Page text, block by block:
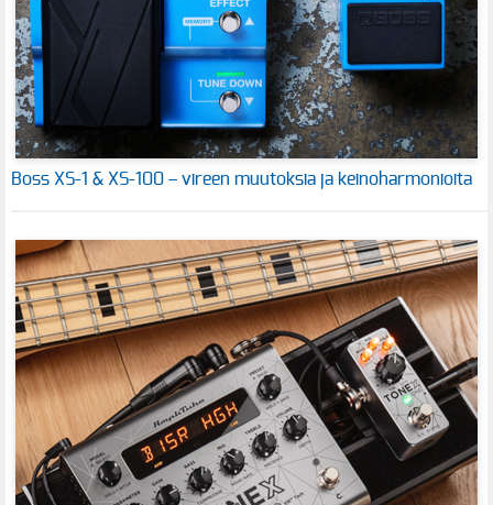
Boss XS-1 & XS-100 – vireen muutoksia ja keinoharmonioita